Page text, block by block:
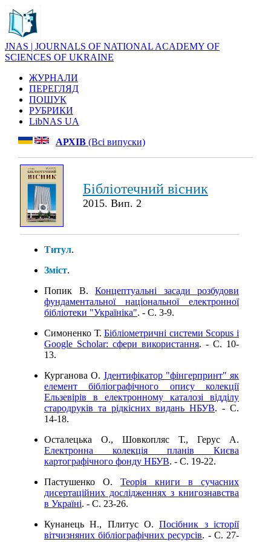
JNAS | JOURNALS OF NATIONAL ACADEMY OF
SCIENCES OF UKRAINE
ЖУРНАЛИ
ПЕРЕГЛЯД
ПОШУК
РУБРИКИ
LibNAS UA
АРХІВ (Всі випуски)
Бібліотечний вісник
2015. Вип. 2
Титул.
Зміст.
Попик В. Концептуальні засади розбудови
фундаментальної національної електронної
бібліотеки "Україніка". - C. 3-9.
Симоненко Т.Бібліометричні системи Scopus i
Google Scholar: сфери використання. - C. 10-
13.
Курганова О. Ідентифікатор "фінгерпринт" як
елемент бібліографічного опису колекції
Ельзевірів в електронному каталозі відділу
стародруків та рідкісних видань НБУВ. - C.
14-18.
Осталецька О., Шовкопляс Т., Герус А.
Електронна колекція планів Києва
картографічного фонду НБУВ. - C. 19-22.
Пастушенко О.Теорія книги в сучасних
дисертаційних дослідженнях з книгознавства
в Україні. - C. 23-26.
Кунанець Н., Плитус О.Посібник з історії
вітчизняних бібліографічних ресурсів. - C. 27-